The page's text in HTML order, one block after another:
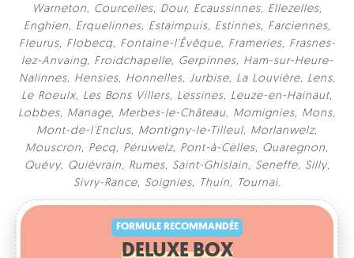
Warneton, Courcelles, Dour, Ecaussinnes, Ellezelles,
Enghien, Erquelinnes, Estaimpuis, Estinnes, Farciennes,
Fleurus, Flobecq, Fontaine-l'Êvêque, Frameries, Frasnes-
lez-Anvaing, Froidchapelle, Gerpinnes, Ham-sur-Heure-
Nalinnes, Hensies, Honnelles, Jurbise, La Louvière, Lens,
Le Roeulx, Les Bons Villers, Lessines, Leuze-en-Hainaut,
Lobbes, Manage, Merbes-le-Château, Momignies, Mons,
Mont-de-l'Enclus, Montigny-le-Tilleul, Morlanwelz,
Mouscron, Pecq, Péruwelz, Pont-à-Celles, Quaregnon,
Quévy, Quiévrain, Rumes, Saint-Ghislain, Seneffe, Silly,
Sivry-Rance, Soignies, Thuin, Tournai.
FORMULE RECOMMANDÉE
DELUXE BOX
300€